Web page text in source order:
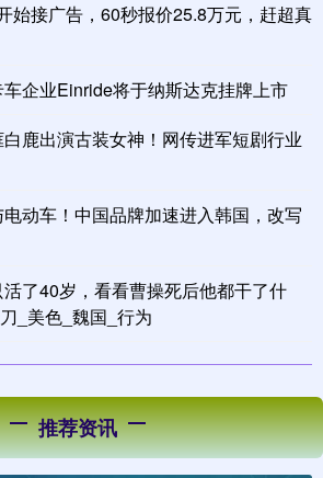
始接广告，60秒报价25.8万元，赶超真
企业Einride将于纳斯达克挂牌上市
鹿出演古装女神！网传进军短剧行业
动车！中国品牌加速进入韩国，改写
了40岁，看看曹操死后他都干了什
_美色_魏国_行为
推荐资讯